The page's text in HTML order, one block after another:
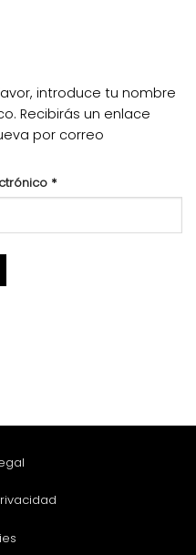
introduce tu nombre
Recibirás un enlace
por correo
*Obligatorio